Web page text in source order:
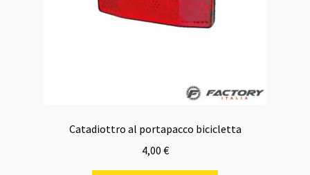
Catadiottro al portapacco bicicletta
4,00 €